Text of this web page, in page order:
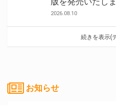
2026.08.10
続きを表示(
お知らせ